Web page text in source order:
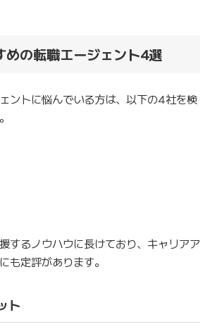
めの転職エージェント4選
ントに悩んでいる方は、以下の4社を検
するノウハウに長けており、キャリアア
も定評があります。
ト